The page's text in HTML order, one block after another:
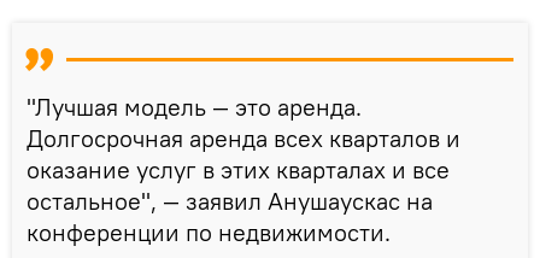
"Лучшая модель — это аренда.
Долгосрочная аренда всех кварталов и
оказание услуг в этих кварталах и все
остальное", — заявил Анушаускас на
конференции по недвижимости.